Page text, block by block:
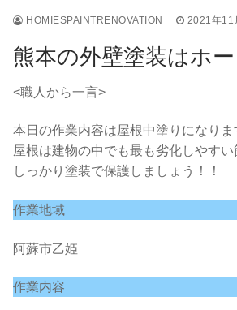
HOMIESPAINTRENOVATION 2021年11
熊本の外壁塗装はホー
<職人から一言>
本日の作業内容は屋根中塗りになりま
屋根は建物の中でも最も劣化しやす
しっかり塗装で保護しましょう！！
作業地域
阿蘇市乙姫
作業内容